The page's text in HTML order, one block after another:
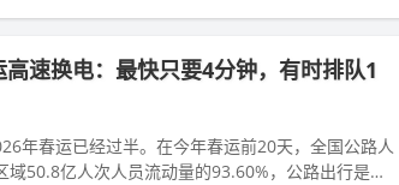
速换电：最快只要4分钟，有时排队1
年春运已经过半。在今年春运前20天，全国公路人
50.8亿人次人员流动量的93.60%，公路出行是春